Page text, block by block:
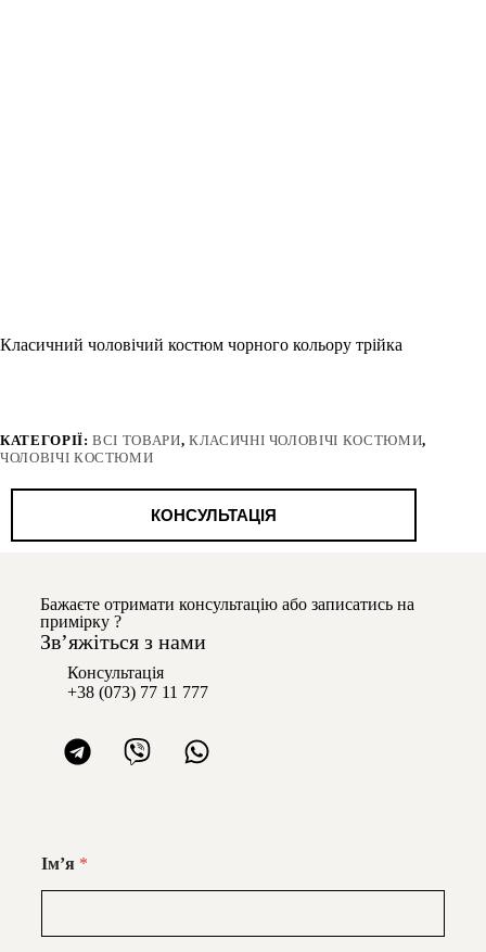
Класичний чоловічий костюм чорного кольору трійка
КАТЕГОРІЇ:ВСІ ТОВАРИ, КЛАСИЧНІ ЧОЛОВІЧІ КОСТЮМИ,
ЧОЛОВІЧІ КОСТЮМИ
КОНСУЛЬТАЦІЯ
Бажаєте отримати консультацію або записатись на
примірку ?
Звʼяжіться з нами
Консультація
+38 (073) 77 11 777
Імʼя *